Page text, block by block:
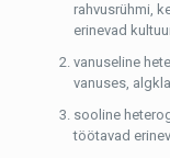
rahvusrühmi,
erinevad
vanuseline
vanuses,
sooline
töötavad